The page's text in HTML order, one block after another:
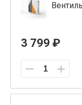
3 799 ₽